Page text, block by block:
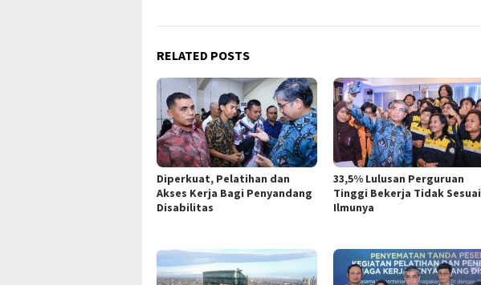
RELATED POSTS
Diperkuat, Pelatihan dan
Akses Kerja Bagi Penyandang
Disabilitas
33,5% Lulusan Perguruan
Tinggi Bekerja Tidak Sesuai
Ilmunya